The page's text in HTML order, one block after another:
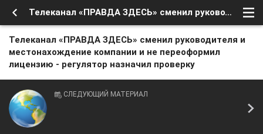
Телеканал «ПРАВДА ЗДЕСЬ» сменил руководителя и местонахождение компании и не переоформил лицензию - регулятор назначил проверку
Телеканал «ПРАВДА ЗДЕСЬ» сменил руководителя и
местонахождение компании и не переоформил
лицензию - регулятор назначил проверку
СЛЕДУЮЩИЙ МАТЕРИАЛ